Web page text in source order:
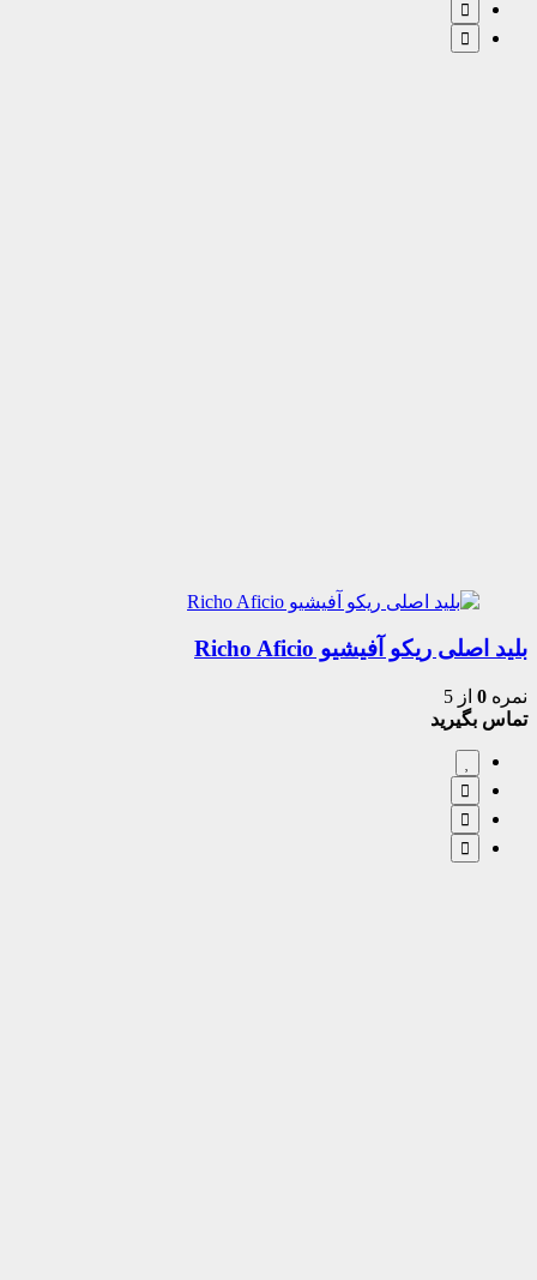
بلید اصلی ریکو آفیشیو Richo Aficio
نمره 0 از 5
تماس بگیرید